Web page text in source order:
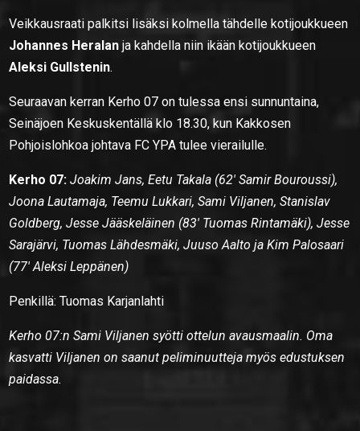
Veikkausraati palkitsi lisäksi kolmella tähdelle kotijoukkueen
Johannes Heralan ja kahdella niin ikään kotijoukkueen
Aleksi Gullstenin.
Seuraavan kerran Kerho 07 on tulessa ensi sunnuntaina,
Seinäjoen Keskuskentällä klo 18.30, kun Kakkosen
Pohjoislohkoa johtava FC YPA tulee vierailulle.
Kerho 07: Joakim Jans, Eetu Takala (62′ Samir Bouroussi),
Joona Lautamaja, Teemu Lukkari, Sami Viljanen, Stanislav
Goldberg, Jesse Jääskeläinen (83′ Tuomas Rintamäki), Jesse
Sarajärvi, Tuomas Lähdesmäki, Juuso Aalto ja Kim Palosaari
(77′ Aleksi Leppänen)
Penkillä: Tuomas Karjanlahti
Kerho 07:n Sami Viljanen syötti ottelun avausmaalin. Oma
kasvatti Viljanen on saanut peliminuutteja myös edustuksen
paidassa.